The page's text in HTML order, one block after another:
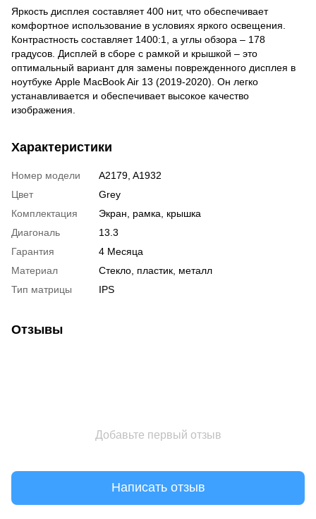
Яркость дисплея составляет 400 нит, что обеспечивает
комфортное использование в условиях яркого освещения.
Контрастность составляет 1400:1, а углы обзора – 178
градусов. Дисплей в сборе с рамкой и крышкой – это
оптимальный вариант для замены поврежденного дисплея в
ноутбуке Apple MacBook Air 13 (2019-2020). Он легко
устанавливается и обеспечивает высокое качество
изображения.
Характеристики
Номер модели
A2179, A1932
Цвет
Grey
Комплектация
Экран, рамка, крышка
Диагональ
13.3
Гарантия
4 Месяца
Материал
Стекло, пластик, металл
Тип матрицы
IPS
Отзывы
Добавьте первый отзыв
Написать отзыв